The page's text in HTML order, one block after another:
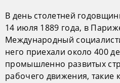
В день столетней
14 июля 1889 года, в
Международный
него приехали около 400
промышленно развитых
рабочего движения, такие